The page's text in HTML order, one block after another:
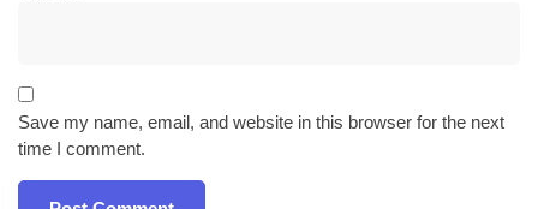
Save my name, email, and website in this browser for the next
time I comment.